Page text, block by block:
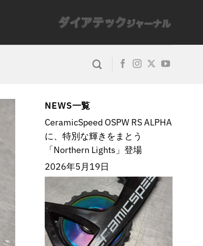
NEWS一覧
CeramicSpeed OSPW RS ALPHA
に、特別な輝きをまとう
「Northern Lights」登場
2026年5月19日